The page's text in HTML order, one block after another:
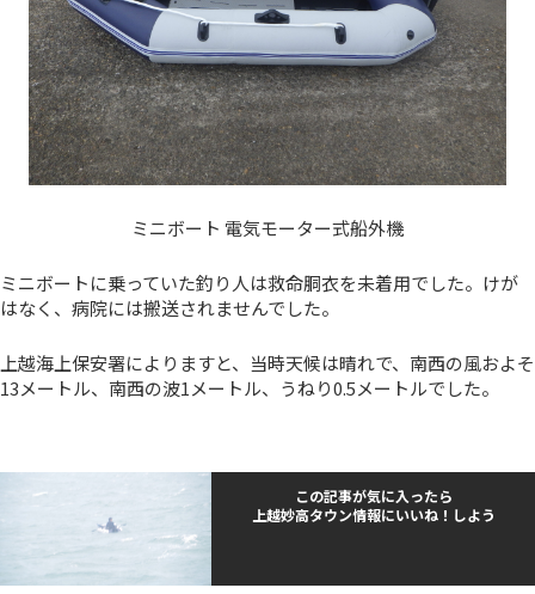
ミニボート 電気モーター式船外機
ミニボートに乗っていた釣り人は救命胴衣を未着用でした。けが
はなく、病院には搬送されませんでした。
上越海上保安署によりますと、当時天候は晴れで、南西の風およそ
13メートル、南西の波1メートル、うねり0.5メートルでした。
この記事が気に入ったら
上越妙高タウン情報にいいね！しよう